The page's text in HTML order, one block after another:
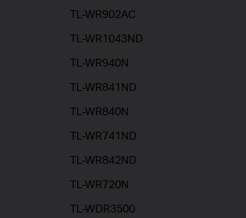
TL-WR902AC
TL-WR1043ND
TL-WR940N
TL-WR841ND
TL-WR840N
TL-WR741ND
TL-WR842ND
TL-WR720N
TL-WDR3500